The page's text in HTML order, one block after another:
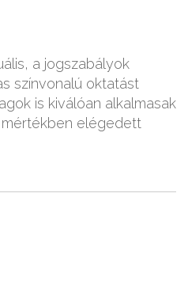
a jogszabályok
színvonalú oktatást
is kiválóan alkalmasak
mértékben elégedett